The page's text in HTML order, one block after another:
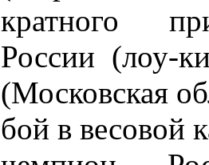
кратного
России (лоу-
(Московская
бой в весовой